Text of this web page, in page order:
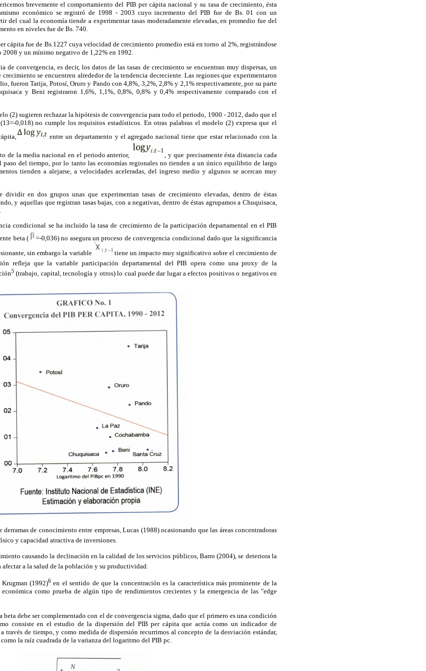
brevemente el comportamiento del PIB per cápita nacional y su tasa de crecimiento, ésta
económico se registró de 1998 - 2003 cuyo incremento del PIB fue de Bs. 01 con un
del cual la economía tiende a experimentar tasas moderadamente elevadas, en promedio fue del
en niveles fue de Bs. 740.
cápita fue de Bs.1227 cuya velocidad de crecimiento promedio está en torno al 2%, registrándose
y un mínimo negativo de 1,22% en 1992.
de convergencia, es decir, los datos de las tasas de crecimiento se encuentran muy dispersas, un
crecimiento se encuentren alrededor de la tendencia decreciente. Las regiones que experimentaron
fueron Tarija, Potosí, Oruro y Pando con 4,8%, 3,2%, 2,8% y 2,1% respectivamente, por su parte
y Beni registraron 1,6%, 1,1%, 0,8%, 0,8% y 0,4% respectivamente comparado con el
(2) sugieren rechazar la hipótesis de convergencia para todo el periodo, 1900 - 2012, dado que el
0,018) no cumple los requisitos estadísticos. En otras palabras el modelo (2) expresa que el
entre un departamento y el agregado nacional tiene que estar relacionado con la
de la media nacional en el periodo anterior, , y que precisamente ésta distancia cada
paso del tiempo, por lo tanto las economías regionales no tienden a un único equilibrio de largo
tienden a alejarse, a velocidades aceleradas, del ingreso medio y algunos se acercan muy
en dos grupos unas que experimentan tasas de crecimiento elevadas, dentro de éstas
y aquellas que registran tasas bajas, con a negativas, dentro de éstas agrupamos a Chuquisaca,
condicional se ha incluido la tasa de crecimiento de la participación departamental en el PIB
beta (
=-0,036) no asegura un proceso de convergencia condicional dado que la significancia
sin embargo la variable
tiene un impacto muy significativo sobre el crecimiento de
refleja que la variable participación departamental del PIB opera como una proxy de la
5 (trabajo, capital, tecnología y otros) lo cual puede dar lugar a efectos positivos o negativos en
de conocimiento entre empresas, Lucas (1988) ocasionando que las áreas concentradoras
y capacidad atractiva de inversiones.
causando la declinación en la calidad de los servicios públicos, Barro (2004), se deteriora la
a la salud de la población y su productividad.
(1992)6 en el sentido de que la concentración es la característica más prominente de la
como prueba de algún tipo de rendimientos crecientes y la emergencia de las "edge
beta debe ser complementado con el de convergencia sigma, dado que el primero es una condición
consiste en el estudio de la dispersión del PIB per cápita que actúa como un indicador de
través de tiempo, y como medida de dispersión recurrimos al concepto de la desviación estándar,
la raíz cuadrada de la varianza del logaritmo del PIB pc.